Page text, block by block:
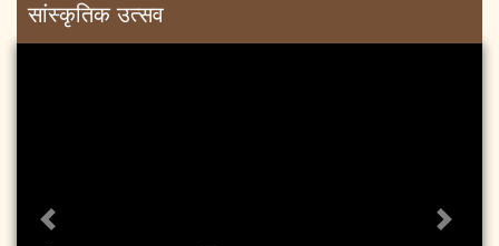
सांस्कृतिक उत्सव
Previous